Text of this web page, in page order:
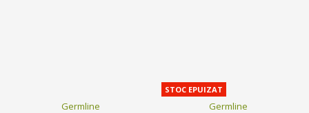
Germline
STOC EPUIZAT
Germline